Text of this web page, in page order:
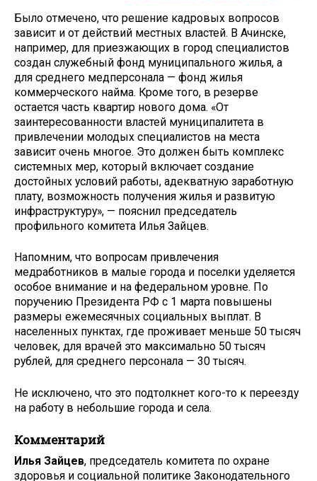
Было отмечено, что решение кадровых вопросов
зависит и от действий местных властей. В Ачинске,
например, для приезжающих в город специалистов
создан служебный фонд муниципального жилья, а
для среднего медперсонала — фонд жилья
коммерческого найма. Кроме того, в резерве
остается часть квартир нового дома. «От
заинтересованности властей муниципалитета в
привлечении молодых специалистов на места
зависит очень многое. Это должен быть комплекс
системных мер, который включает создание
достойных условий работы, адекватную заработную
плату, возможность получения жилья и развитую
инфраструктуру», — пояснил председатель
профильного комитета Илья Зайцев.
Напомним, что вопросам привлечения
медработников в малые города и поселки уделяется
особое внимание и на федеральном уровне. По
поручению Президента РФ с 1 марта повышены
размеры ежемесячных социальных выплат. В
населенных пунктах, где проживает меньше 50 тысяч
человек, для врачей это максимально 50 тысяч
рублей, для среднего персонала — 30 тысяч.
Не исключено, что это подтолкнет кого-то к переезду
на работу в небольшие города и села.
Комментарий
Илья Зайцев, председатель комитета по охране
здоровья и социальной политике Законодательного